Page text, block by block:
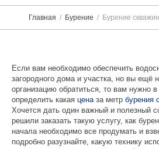
Главная Бурение Бурение
Если вам необходимо обеспечить
загородного дома и участка, но вы ещё
организацию обратиться, то вам нужно
определить какая ценаза метр бурения
Хочется дать один важный и полезный
решили заказать такую услугу, как
начала необходимо все продумать и
подробно разузнайте, какую технику